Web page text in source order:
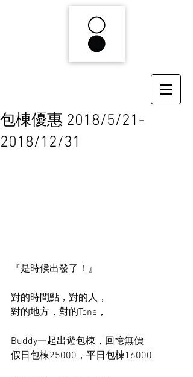
包棟優惠 2018/5/21-
2018/12/31
『是時候出發了！』
對的時間點，對的人，
對的地方，對的Tone，
Buddy一起出遊包棟，回憶無價
假日包棟25000，平日包棟16000